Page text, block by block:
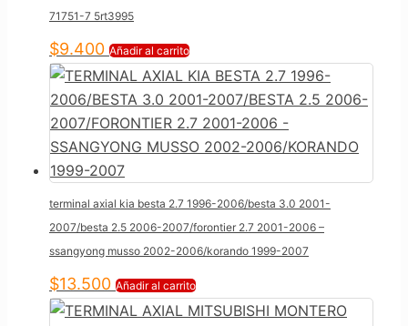
71751-7 5rt3995
$9.400 Añadir al carrito
terminal axial kia besta 2.7 1996-2006/besta 3.0 2001-
2007/besta 2.5 2006-2007/forontier 2.7 2001-2006 –
ssangyong musso 2002-2006/korando 1999-2007
$13.500 Añadir al carrito